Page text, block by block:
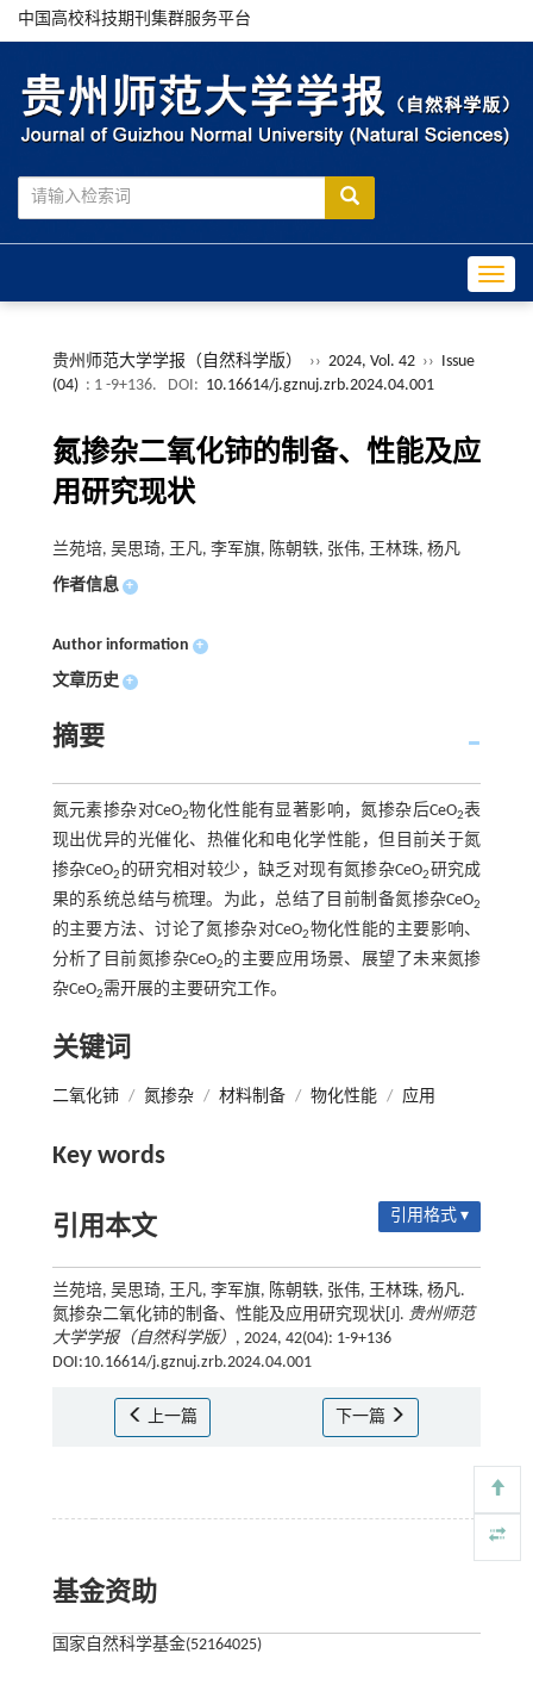
中国高校科技期刊集群服务平台
贵州师范大学学报（自然科学版） ›› 2024, Vol. 42 ››
Issue
(04) : 1 -9+136. DOI: 10.16614/j.gznuj.zrb.2024.04.001
氮掺杂二氧化铈的制备、性能及应
用研究现状
兰苑培, 吴思琦, 王凡, 李军旗, 陈朝轶, 张伟, 王林珠, 杨凡
作者信息 +
Author information +
文章历史 +
摘要
氮元素掺杂对CeO2物化性能有显著影响，氮掺杂后CeO2表
现出优异的光催化、热催化和电化学性能，但目前关于氮
掺杂CeO2 的研究相对较少，缺乏对现有氮掺杂CeO2研究成
果的系统总结与梳理。为此，总结了目前制备氮掺杂CeO2
的主要方法、讨论了氮掺杂对CeO2物化性能的主要影响、
分析了目前氮掺杂CeO2 的主要应用场景、展望了未来氮掺
杂CeO2需开展的主要研究工作。
关键词
二氧化铈 / 氮掺杂 / 材料制备 / 物化性能 / 应用
Key words
引用本文 引用格式 ▾
兰苑培, 吴思琦, 王凡, 李军旗, 陈朝轶, 张伟, 王林珠, 杨凡.
氮掺杂二氧化铈的制备、性能及应用研究现状[J]. 贵州师范
大学学报（自然科学版） , 2024, 42(04): 1-9+136
DOI:10.16614/j.gznuj.zrb.2024.04.001
上一篇 下一篇
基金资助
国家自然科学基金(52164025)